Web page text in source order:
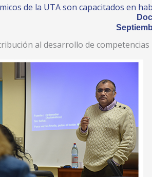
de la UTA son capacitados en
al desarrollo de competencias